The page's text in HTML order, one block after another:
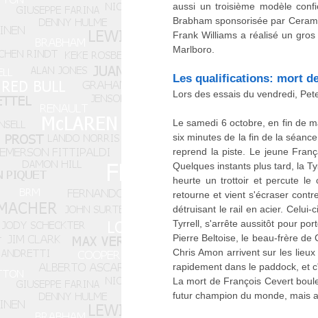
aussi un troisième modèle
Brabham sponsorisée par
Frank Williams a réalisé un
Marlboro.
Les qualifications: mort
Lors des essais du vendredi,
Le samedi 6 octobre, en fin de
six minutes de la fin de la
reprend la piste. Le jeune
Quelques instants plus tard, la
heurte un trottoir et percute le
retourne et vient s'écraser
détruisant le rail en acier. Celui-
Tyrrell, s'arrête aussitôt pour
Pierre Beltoise, le beau-frère de
Chris Amon arrivent sur les
rapidement dans le paddock, et
La mort de François Cevert
futur champion du monde, mais